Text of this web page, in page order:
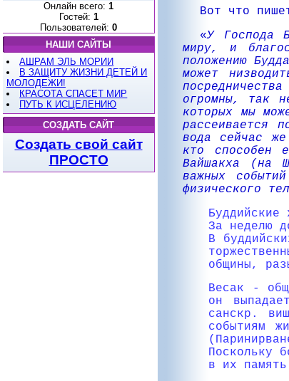
Онлайн всего: 1
Гостей: 1
Пользователей: 0
НАШИ САЙТЫ
АШРАМ ЭЛЬ МОРИИ
В ЗАЩИТУ ЖИЗНИ ДЕТЕЙ И
МОЛОДЕЖИ!
КРАСОТА СПАСЕТ МИР
ПУТЬ К ИСЦЕЛЕНИЮ
СОЗДАТЬ САЙТ
Создать свой сайт
ПРОСТО
Вот что
«У Господа
миру, и
положению
может
огромны, так
которых мы
рассеивается
вода сейчас
кто способен
Вайшакха (на
важных
физического
За неделю
В
общины,
Весак -
он
санскр.
событиям
Поскольку
в их память